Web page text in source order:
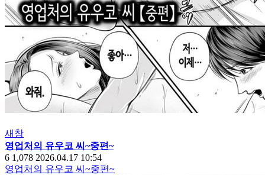
새창
영업처의 유우코 씨~중편~
6 1,078 2026.04.17 10:54
영업처의 유우코 씨~중편~